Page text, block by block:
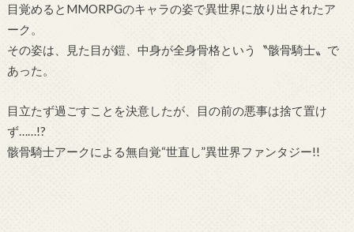
目覚めるとMMORPGのキャラの姿で異世界に放り出されたア
ーク。
その姿は、見た目が鎧、中身が全身骨格という〝骸骨騎士〟で
あった。
目立たず過ごすことを決意したが、目の前の悪事は捨て置け
ず……!?
骸骨騎士アークによる無自覚“世直し”異世界ファンタジー!!